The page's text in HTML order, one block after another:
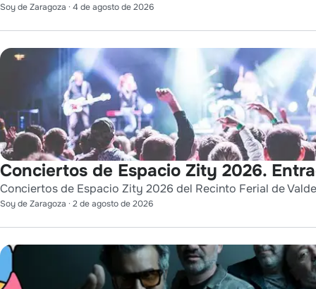
Soy de Zaragoza · 4 de agosto de 2026
Conciertos de Espacio Zity 2026.
Conciertos de Espacio Zity 2026 del Recinto Ferial de
Soy de Zaragoza · 2 de agosto de 2026